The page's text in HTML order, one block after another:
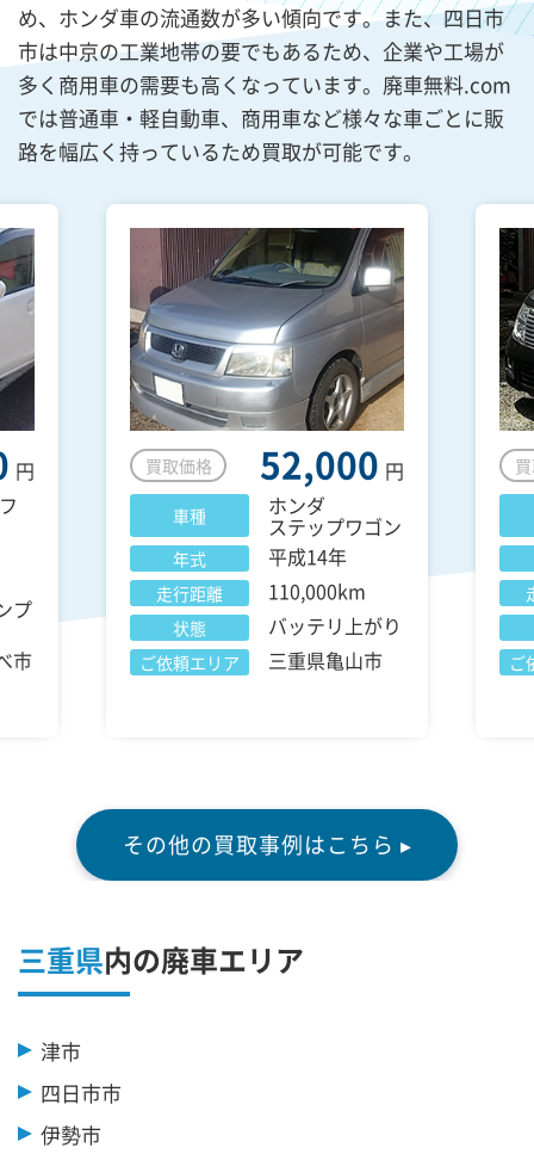
め、ホンダ車の流通数が多い傾向です。また、四日市
市は中京の工業地帯の要でもあるため、企業や工場が
多く商用車の需要も高くなっています。廃車無料.com
では普通車・軽自動車、商用車など様々な車ごとに販
路を幅広く持っているため買取が可能です。
円
プ
市
買取価格 52,000 円
車種 ホンダ
ステップワゴン
年式 平成14年
走行距離 110,000km
状態 バッテリ上がり
ご依頼エリア 三重県亀山市 ご
その他の買取事例はこちら ▸
三重県内の廃車エリア
津市
四日市市
伊勢市